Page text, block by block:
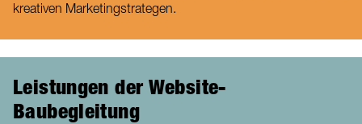
kreativen Marketingstrategen.
Leistungen der Website-
Baubegleitung